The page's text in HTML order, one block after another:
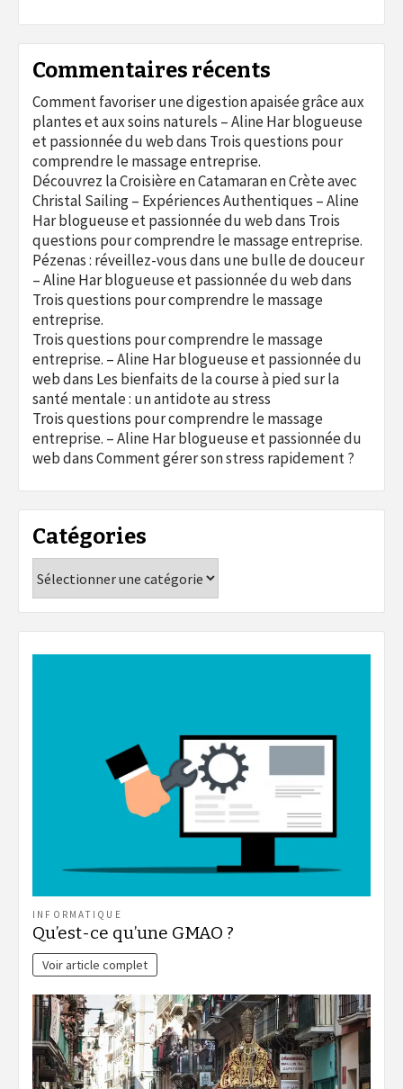
Commentaires récents
Comment favoriser une digestion apaisée grâce aux
plantes et aux soins naturels – Aline Har blogueuse
et passionnée du webdans Trois questions pour
comprendre le massage entreprise.
Découvrez la Croisière en Catamaran en Crète avec
Christal Sailing – Expériences Authentiques – Aline
Har blogueuse et passionnée du webdans Trois
questions pour comprendre le massage entreprise.
Pézenas : réveillez-vous dans une bulle de douceur
– Aline Har blogueuse et passionnée du webdans
Trois questions pour comprendre le massage
entreprise.
Trois questions pour comprendre le massage
entreprise. – Aline Har blogueuse et passionnée du
webdans Les bienfaits de la course à pied sur la
santé mentale : un antidote au stress
Trois questions pour comprendre le massage
entreprise. – Aline Har blogueuse et passionnée du
webdansComment gérer son stress rapidement ?
Catégories
INFORMATIQUE
Qu’est-ce qu’une GMAO ?
Voir article complet